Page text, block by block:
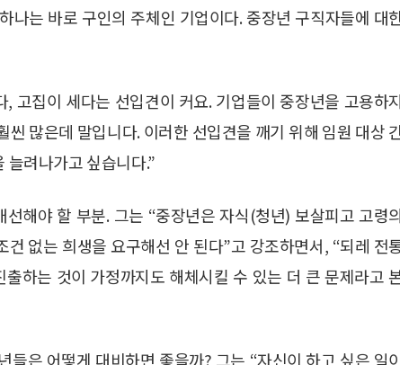
나는 바로 구인의 주체인 기업이다. 중장년 구직자들에 대
고집이 세다는 선입견이 커요. 기업들이 중장년을 고용하지
많은데 말입니다. 이러한 선입견을 깨기 위해 임원 대상
늘려나가고 싶습니다.”
해야 할 부분. 그는 “중장년은 자식(청년) 보살피고 고령의
없는 희생을 요구해선 안 된다”고 강조하면서, “되레 전
하는 것이 가정까지도 해체시킬 수 있는 더 큰 문제라고
은 어떻게 대비하면 좋을까? 그는 “자신이 하고 싶은 일